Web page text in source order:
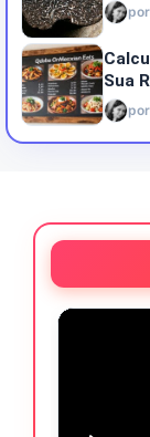
por
Sua
por